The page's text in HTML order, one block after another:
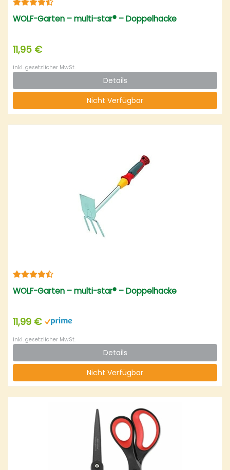
WOLF-Garten – multi-star® – Doppelhacke
11,95 €
inkl. gesetzlicher MwSt.
Details
Nicht Verfügbar
WOLF-Garten – multi-star® – Doppelhacke
11,99 €
inkl. gesetzlicher MwSt.
Details
Nicht Verfügbar